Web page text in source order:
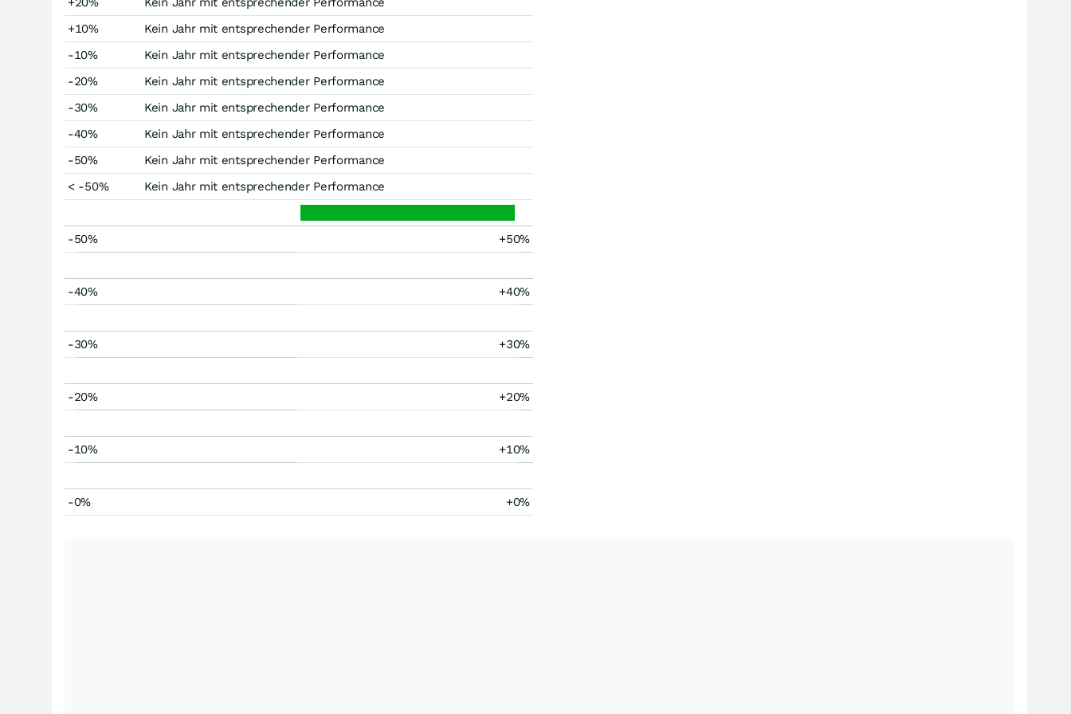
+10%
Kein Jahr mit entsprechender Performance
-10%
Kein Jahr mit entsprechender Performance
-20%
Kein Jahr mit entsprechender Performance
-30%
Kein Jahr mit entsprechender Performance
-40%
Kein Jahr mit entsprechender Performance
-50%
Kein Jahr mit entsprechender Performance
< -50%
Kein Jahr mit entsprechender Performance
-50% +50%
-40% +40%
-30% +30%
-20% +20%
-10% +10%
-0% +0%